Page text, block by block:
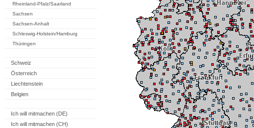
Rheinland-Pfalz/Saarland
Sachsen
Sachsen-Anhalt
Schleswig-Holstein/Hamburg
Thüringen
Schweiz
Österreich
Liechtenstein
Belgien
Ich will mitmachen (DE)
Ich will mitmachen (CH)